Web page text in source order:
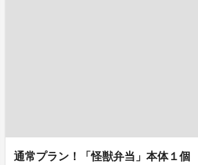
通常プラン！「怪獣弁当」本体１個